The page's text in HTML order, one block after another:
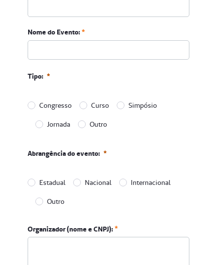
Nome do Evento:
Tipo:
Congresso Curso Simpósio
Jornada Outro
Obrigatório
Abrangência do evento:
Estadual Nacional Internacional
Outro
Obrigatório
Organizador (nome e CNPJ):